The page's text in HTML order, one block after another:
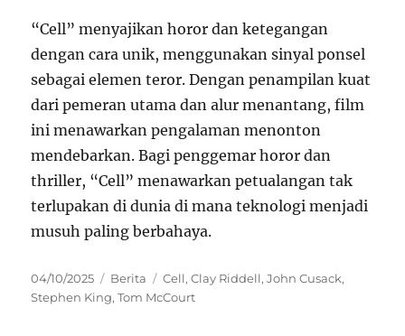
“Cell” menyajikan horor dan ketegangan
dengan cara unik, menggunakan sinyal ponsel
sebagai elemen teror. Dengan penampilan kuat
dari pemeran utama dan alur menantang, film
ini menawarkan pengalaman menonton
mendebarkan. Bagi penggemar horor dan
thriller, “Cell” menawarkan petualangan tak
terlupakan di dunia di mana teknologi menjadi
musuh paling berbahaya.
Posted
on
04/10/2025 Categories
Berita Tags
Cell,Clay Riddell,John Cusack,
Stephen King,Tom McCourt